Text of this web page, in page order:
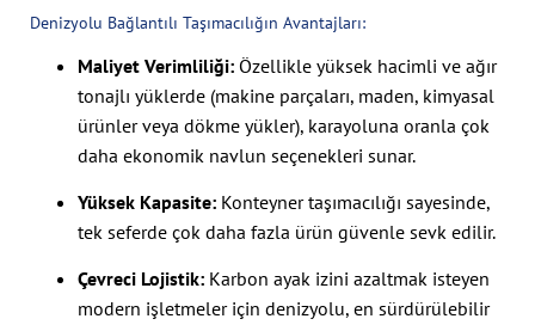
Denizyolu Bağlantılı Taşımacılığın Avantajları:
Maliyet Verimliliği: Özellikle yüksek hacimli ve ağır
tonajlı yüklerde (makine parçaları, maden, kimyasal
ürünler veya dökme yükler), karayoluna oranla çok
daha ekonomik navlun seçenekleri sunar.
Yüksek Kapasite: Konteyner taşımacılığı sayesinde,
tek seferde çok daha fazla ürün güvenle sevk edilir.
Çevreci Lojistik: Karbon ayak izini azaltmak isteyen
modern işletmeler için denizyolu, en sürdürülebilir